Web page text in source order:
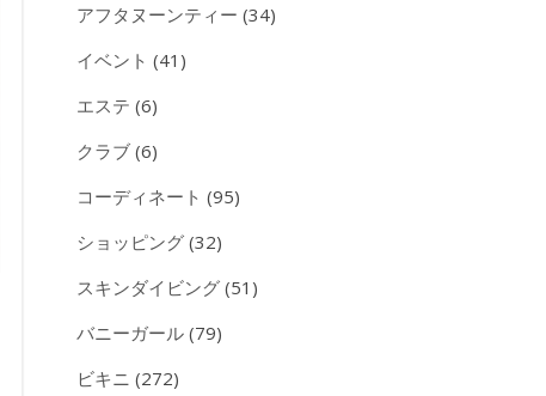
アフタヌーンティー (34)
イベント (41)
エステ (6)
クラブ (6)
コーディネート (95)
ショッピング (32)
スキンダイビング (51)
バニーガール (79)
ビキニ (272)